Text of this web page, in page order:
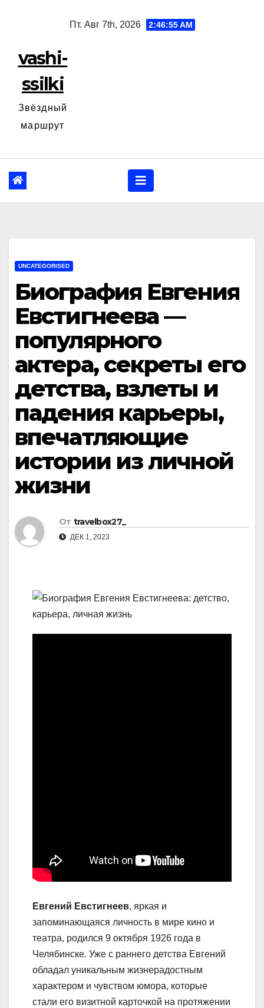
Пт. Авг 7th, 2026 2:46:56 AM
vashi-
ssilki
Звёздный
маршрут
UNCATEGORISED
Биография Евгения
Евстигнеева —
популярного
актера, секреты его
детства, взлеты и
падения карьеры,
впечатляющие
истории из личной
жизни
От travelbox27_
ДЕК 1, 2023
Евгений Евстигнеев, яркая и
запоминающаяся личность в мире кино и
театра, родился 9 октября 1926 года в
Челябинске. Уже с раннего детства Евгений
обладал уникальным жизнерадостным
характером и чувством юмора, которые
стали его визитной карточкой на протяжении